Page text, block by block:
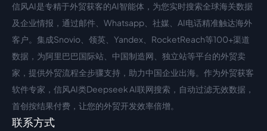
中文入口
信风AI是专精于外贸获客的AI智能体，为您实时搜索全球海关数据
及企业情报，通过邮件、Whatsapp、社媒、AI电话精准触达海外
客户。集成Snovio、领英、Yandex、RocketReach等100+渠道
数据，为阿里巴巴国际站、中国制造网、独立站等平台的外贸卖
家，提供外贸流程全步骤支持，助力中国企业出海。作为外贸获客
软件专家，信风AI类Deepseek AI联网搜索，自动过滤无效数据，
首创按结果付费，让您的外贸开发效率倍增。
联系方式